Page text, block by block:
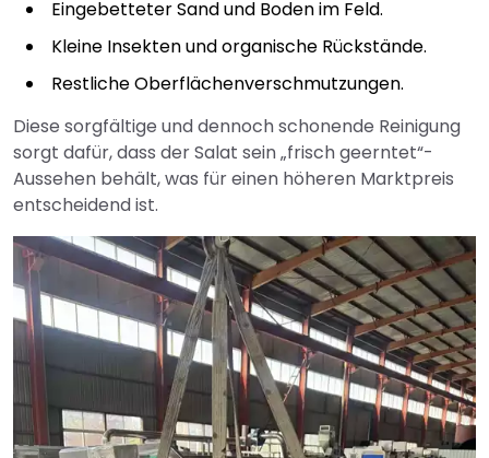
Eingebetteter Sand und Boden im Feld.
Kleine Insekten und organische Rückstände.
Restliche Oberflächenverschmutzungen.
Diese sorgfältige und dennoch schonende Reinigung
sorgt dafür, dass der Salat sein „frisch geerntet“-
Aussehen behält, was für einen höheren Marktpreis
entscheidend ist.